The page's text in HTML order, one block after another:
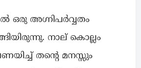
ഒരു അഗ്നിപർവ്വതം
നാല് കൊല്ലം
തന്റെ മനസ്സും